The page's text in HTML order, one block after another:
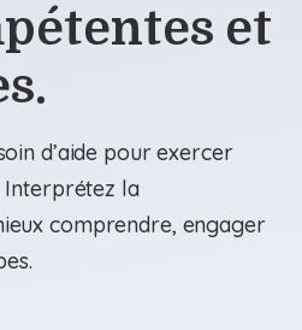
et
d’aide pour exercer
Interprétez la
comprendre, engager